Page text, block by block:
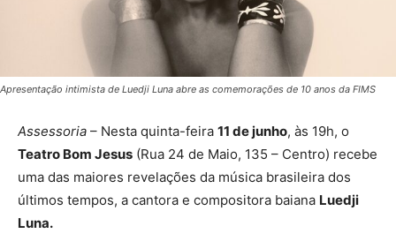
Apresentação intimista de Luedji Luna abre as comemorações de 10 anos da FIMS
Assessoria – Nesta quinta-feira 11 de junho, às 19h, o
Teatro Bom Jesus (Rua 24 de Maio, 135 – Centro) recebe
uma das maiores revelações da música brasileira dos
últimos tempos, a cantora e compositora baiana Luedji
Luna.